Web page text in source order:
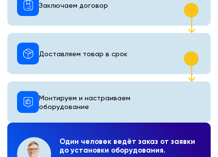
Один человек ведёт заказ от заявки
до установки оборудования.
Монтируем и настраиваем
оборудование
Доставляем товар в срок
Заключаем договор